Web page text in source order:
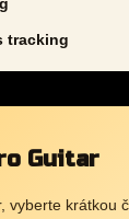
tracking
Guitar
vyberte krátkou